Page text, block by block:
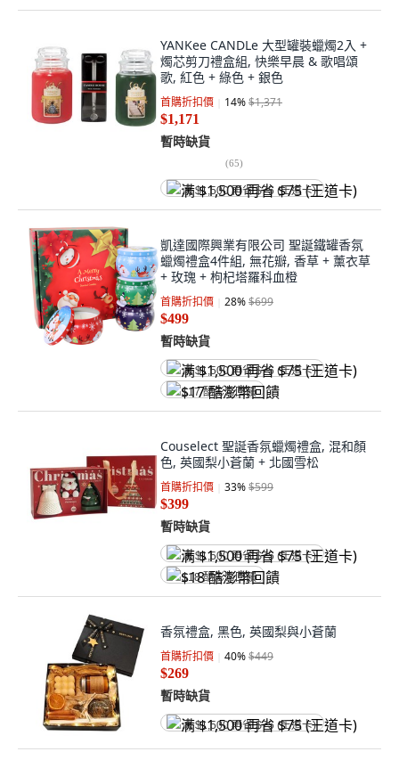
YANKee CANDLe 大型罐裝蠟燭2入 +
燭芯剪刀禮盒組, 快樂早晨 & 歌唱頌
歌, 紅色 + 綠色 + 銀色
首購折扣價 14%$1,371
$1,171
暫時缺貨
(65)
满 $1,500 再省 $75 (王道卡)
凱達國際興業有限公司 聖誕鐵罐香氛
蠟燭禮盒4件組, 無花瓣, 香草 + 薰衣草
+ 玫瑰 + 枸杞塔羅科血橙
首購折扣價 28%$699
$499
暫時缺貨
满 $1,500 再省 $75 (王道卡)
$17 酷澎幣回饋
Couselect 聖誕香氛蠟燭禮盒, 混和顏
色, 英國梨小蒼蘭 + 北國雪松
首購折扣價 33%$599
$399
暫時缺貨
满 $1,500 再省 $75 (王道卡)
$18 酷澎幣回饋
香氛禮盒, 黑色, 英國梨與小蒼蘭
首購折扣價 40%$449
$269
暫時缺貨
满 $1,500 再省 $75 (王道卡)